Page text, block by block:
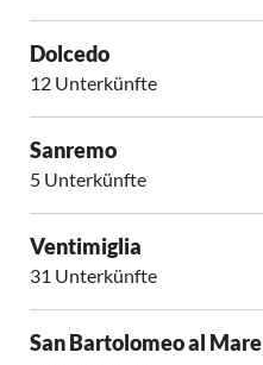
Dolcedo
12 Unterkünfte
Sanremo
5 Unterkünfte
Ventimiglia
31 Unterkünfte
San Bartolomeo al Mare